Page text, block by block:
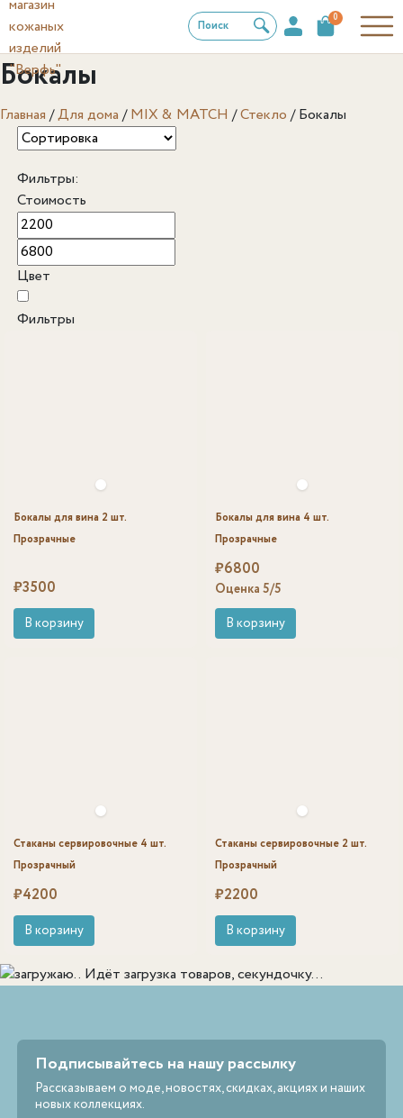
Поиск
0
Бокалы
Главная /Для дома /MIX & MATCH /Стекло /Бокалы
Фильтры:
Стоимость
Цвет
Фильтры
Бокалы для вина 2 шт.
Прозрачные
₽3500
В корзину
Бокалы для вина 4 шт.
Прозрачные
₽6800
Оценка 5/5
В корзину
Стаканы сервировочные 4 шт.
Прозрачный
₽4200
В корзину
Стаканы сервировочные 2 шт.
Прозрачный
₽2200
В корзину
Идёт загрузка товаров, секундочку...
Подписывайтесь на нашу рассылку
Рассказываем о моде, новостях, скидках, акциях и наших
новых коллекциях.